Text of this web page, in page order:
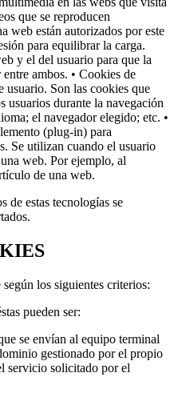
que se reproducen
web están autorizados por este
para equilibrar la carga.
y el del usuario para que la
ambos. • Cookies de
usuario. Son las cookies que
usuarios durante la navegación
el navegador elegido; etc. •
(plug-in) para
Se utilizan cuando el usuario
web. Por ejemplo, al
de una web.
de estas tecnologías se
los siguientes criterios:
pueden ser:
se envían al equipo terminal
gestionado por el propio
servicio solicitado por el